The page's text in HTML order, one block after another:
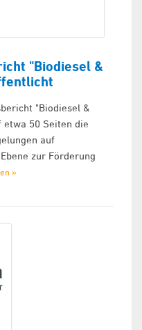
"Biodiesel &
"Biodiesel &
etwa 50 Seiten die
auf
zur Förderung
»